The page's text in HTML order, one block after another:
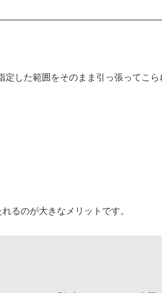
した範囲をそのまま引っ張ってこら
るのが大きなメリットです。